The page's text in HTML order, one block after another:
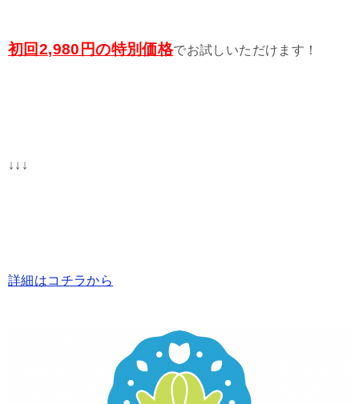
初回2,980円の特別価格でお試しいただけます！
↓↓↓
詳細はコチラから